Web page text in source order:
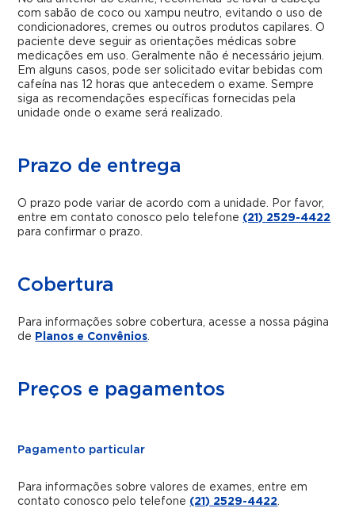
com sabão de coco ou xampu neutro, evitando o uso de
condicionadores, cremes ou outros produtos capilares. O
paciente deve seguir as orientações médicas sobre
medicações em uso. Geralmente não é necessário jejum.
Em alguns casos, pode ser solicitado evitar bebidas com
cafeína nas 12 horas que antecedem o exame. Sempre
siga as recomendações específicas fornecidas pela
unidade onde o exame será realizado.
Prazo de entrega
O prazo pode variar de acordo com a unidade. Por favor,
entre em contato conosco pelo telefone (21) 2529-4422
para confirmar o prazo.
Cobertura
Para informações sobre cobertura, acesse a nossa página
de Planos e Convênios.
Preços e pagamentos
Pagamento particular
Para informações sobre valores de exames, entre em
contato conosco pelo telefone (21) 2529-4422.